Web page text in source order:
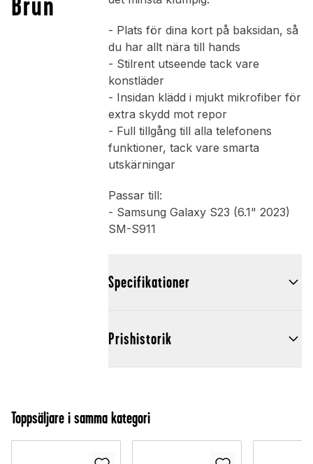
- Plats för dina kort på baksidan, så
du har allt nära till hands
- Stilrent utseende tack vare
konstläder
- Insidan klädd i mjukt mikrofiber för
extra skydd mot repor
- Full tillgång till alla telefonens
funktioner, tack vare smarta
utskärningar
Passar till:
- Samsung Galaxy S23 (6.1" 2023)
SM-S911
Specifikationer
Prishistorik
Toppsäljare i samma kategori